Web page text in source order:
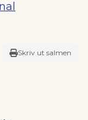
Skriv ut salmen